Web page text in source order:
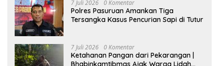
7 Juli 2026 0 Komentar
Polres Pasuruan Amankan Tiga
Tersangka Kasus Pencurian Sapi di Tutur
7 Juli 2026 0 Komentar
Ketahanan Pangan dari Pekarangan |
Bhabinkamtibmas Ajak Warga Lidah